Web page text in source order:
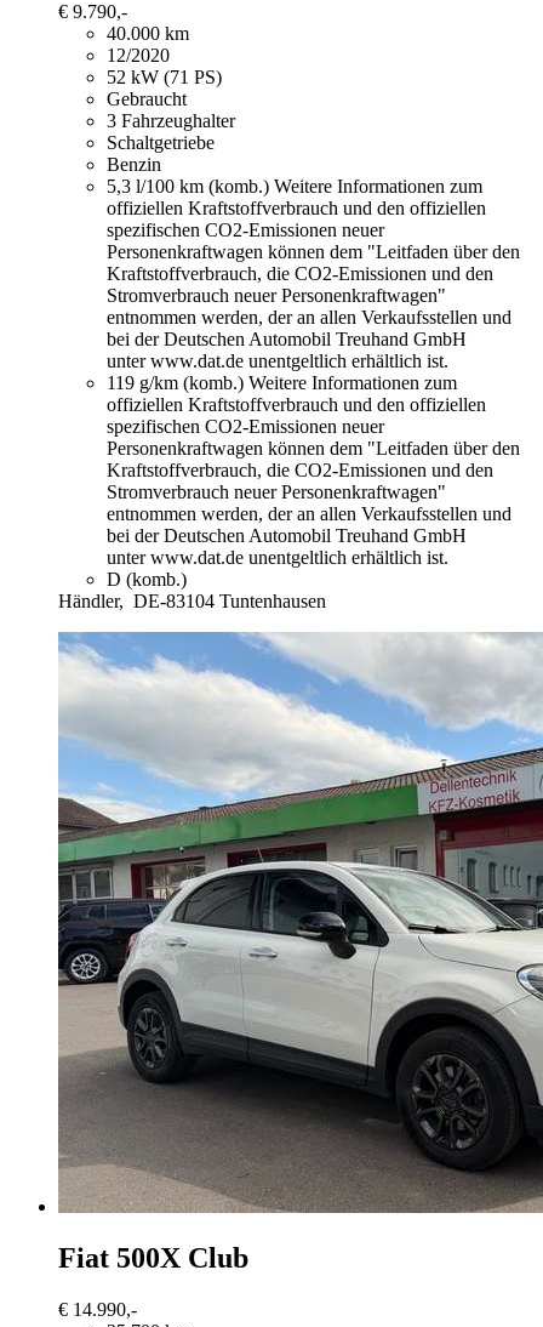
€ 9.790,-
40.000 km
12/2020
52 kW (71 PS)
Gebraucht
3 Fahrzeughalter
Schaltgetriebe
Benzin
5,3 l/100 km (komb.) Weitere Informationen zum
offiziellen Kraftstoffverbrauch und den offiziellen
spezifischen CO2-Emissionen neuer
Personenkraftwagen können dem "Leitfaden über den
Kraftstoffverbrauch, die CO2-Emissionen und den
Stromverbrauch neuer Personenkraftwagen"
entnommen werden, der an allen Verkaufsstellen und
bei der Deutschen Automobil Treuhand GmbH
unter www.dat.de unentgeltlich erhältlich ist.
119 g/km (komb.) Weitere Informationen zum
offiziellen Kraftstoffverbrauch und den offiziellen
spezifischen CO2-Emissionen neuer
Personenkraftwagen können dem "Leitfaden über den
Kraftstoffverbrauch, die CO2-Emissionen und den
Stromverbrauch neuer Personenkraftwagen"
entnommen werden, der an allen Verkaufsstellen und
bei der Deutschen Automobil Treuhand GmbH
unter www.dat.de unentgeltlich erhältlich ist.
D (komb.)
Händler, DE-83104 Tuntenhausen
Fiat 500X Club
€ 14.990,-